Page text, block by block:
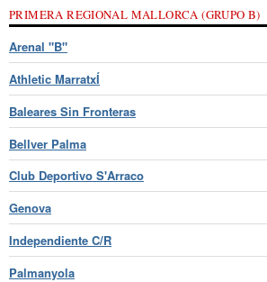
PRIMERA REGIONAL MALLORCA (GRUPO B)
Arenal "B"
Athletic MarratxÍ
Baleares Sin Fronteras
Bellver Palma
Club Deportivo S'Arraco
Genova
Independiente C/R
Palmanyola